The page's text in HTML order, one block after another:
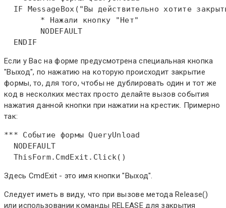
IF MessageBox
* Нажали кнопку "Нет"
ENDIF
Если у Вас на форме предусмотрена специальная кнопка
"Выход", по нажатию на которую происходит закрытие
формы, то, для того, чтобы не дублировать один и тот же
код в несколких местах просто делайте вызов события
нажатия данной кнопки при нажатии на крестик. Примерно
так:
*** Событие формы QueryUnload
  NODEFAULT
ThisForm.CmdExit.Click()
Здесь CmdExit - это имя кнопки "Выход".
Следует иметь в виду, что при вызове метода Release()
или использовании команды RELEASE для закрытия